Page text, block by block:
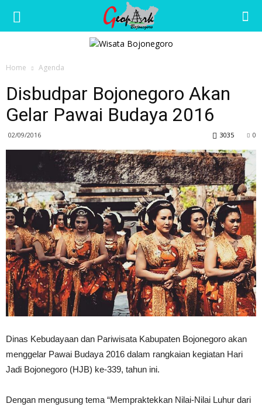
Wisata
Bojonegoro
Home Agenda
Disbudpar Bojonegoro Akan
Gelar Pawai Budaya 2016
02/09/2016 0
3035
Dinas Kebudayaan dan Pariwisata Kabupaten Bojonegoro akan
menggelar Pawai Budaya 2016 dalam rangkaian kegiatan Hari
Jadi Bojonegoro (HJB) ke-339, tahun ini.
Dengan mengusung tema “Mempraktekkan Nilai-Nilai Luhur dari